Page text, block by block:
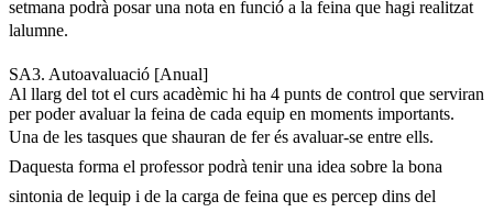
setmana podrà posar una nota en funció a la feina que hagi realitzat
lalumne.
SA3. Autoavaluació [Anual]
Al llarg del tot el curs acadèmic hi ha 4 punts de control que serviran
per poder avaluar la feina de cada equip en moments importants.
Una de les tasques que shauran de fer és avaluar-se entre ells.
Daquesta forma el professor podrà tenir una idea sobre la bona
sintonia de lequip i de la carga de feina que es percep dins del